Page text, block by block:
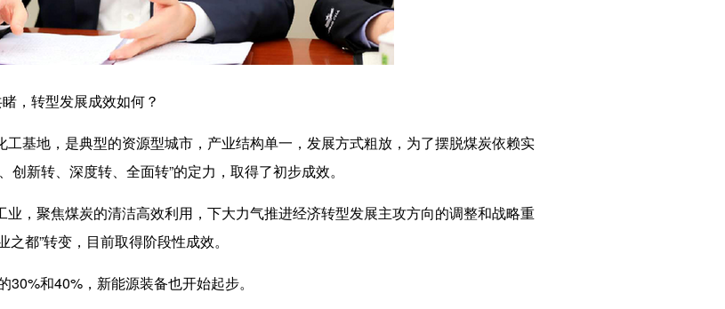
，转型发展成效如何？
工基地，是典型的资源型城市，产业结构单一，发展方式粗放，为了摆脱煤炭依赖实
新转、深度转、全面转”的定力，取得了初步成效。
，聚焦煤炭的清洁高效利用，下大力气推进经济转型发展主攻方向的调整和战略重
之都”转变，目前取得阶段性成效。
和40%，新能源装备也开始起步。